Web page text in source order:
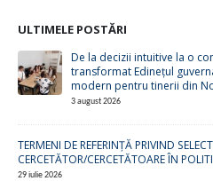
ULTIMELE POSTĂRI
De la decizii intuitive la o
transformat Edinețul
modern pentru tinerii din
3 august 2026
TERMENI DE REFERINȚĂ PRIVIND
CERCETĂTOR/CERCETĂTOARE ÎN
29 iulie 2026